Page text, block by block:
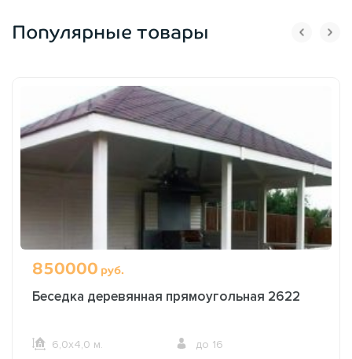
Популярные товары
850000 руб.
Беседка деревянная прямоугольная 2622
6,0х4,0 м. до 16